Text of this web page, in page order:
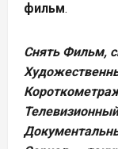
фильм.
Снять Фильм,